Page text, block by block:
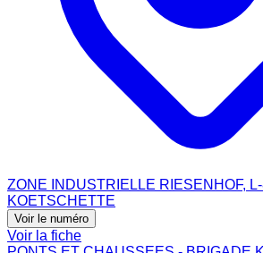
ZONE INDUSTRIELLE RIESENHOF,
KOETSCHETTE
Voir le numéro
Voir la fiche